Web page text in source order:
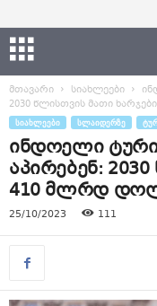
მთავარი სიახლეები
2030 წლისთვის მათი
ᲡᲘᲐᲮᲚᲔᲔᲑᲘ ᲡᲚᲐᲘᲓᲔᲠᲖᲔ
ინდოელი
აპირებენ:
410 მლრდ
25/10/2023 111